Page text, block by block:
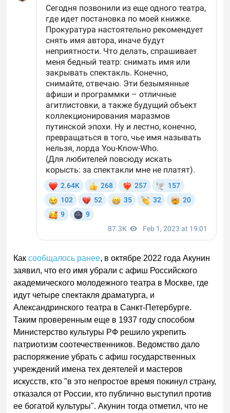
Каксообщалось ранее, в октябре 2022 года Акунин
заявил, что его имя убрали с афиш Российского
академического молодежного театра в Москве, где
идут четыре спектакля драматурга, и
Александринского театра в Санкт-Петербурге.
Таким проверенным еще в 1937 году способом
Министерство культуры РФ решило укрепить
патриотизм соотечественников. Ведомство дало
распоряжение убрать с афиш государственных
учреждений имена тех деятелей и мастеров
искусств, кто "в это непростое время покинул страну,
отказался от России, кто публично выступил против
ее богатой культуры". Акунин тогда отметил, что не